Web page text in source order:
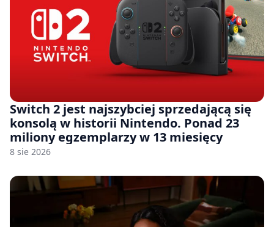
Switch 2 jest najszybciej sprzedającą się
konsolą w historii Nintendo. Ponad 23
miliony egzemplarzy w 13 miesięcy
8 sie 2026